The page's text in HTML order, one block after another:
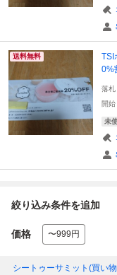
送料無料
TSI
0%
落札
開始
未
絞り込み条件を追加
価格 〜999円
| シートゥーサミット(買い